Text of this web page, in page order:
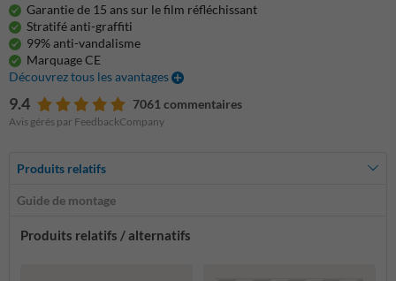
Garantie de 15 ans sur le film réfléchissant
Stratifé anti-graffiti
99% anti-vandalisme
Marquage CE
Découvrez tous les avantages
9.4 7061 commentaires
Avis gérés par FeedbackCompany
Produits relatifs
Guide de montage
Produits relatifs / alternatifs